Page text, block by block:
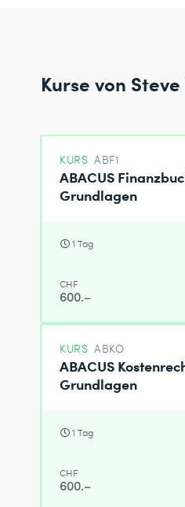
Kurse von
KURS ABF1
ABACUS
Grundlagen
1 Tag
CHF
600.–
KURS ABKO
ABACUS
Grundlagen
1 Tag
CHF
600.–